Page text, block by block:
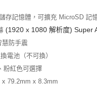
存記憶體，可擴充 MicroSD 記
(1920 x 1080 解析度) Super
慧防手震
電池（不可換）
粉紅色可選擇
x 79.2mm x 8.3mm